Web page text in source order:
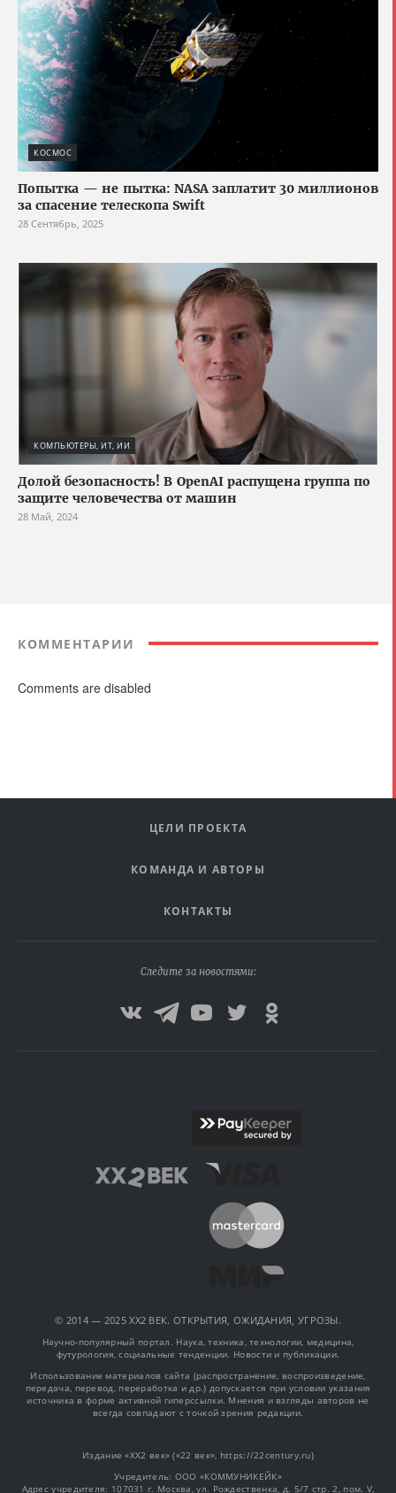
КОСМОС
Попытка — не пытка: NASA заплатит 30 миллионов
за спасение телескопа Swift
28 Сентябрь, 2025
КОМПЬЮТЕРЫ, ИТ, ИИ
Долой безопасность! В OpenAI распущена группа по
защите человечества от машин
28 Май, 2024
КОММЕНТАРИИ
Comments are disabled
ЦЕЛИ ПРОЕКТА
КОМАНДА И АВТОРЫ
КОНТАКТЫ
Следите за новостями:
© 2014 — 2025 XX2 ВЕК. ОТКРЫТИЯ, ОЖИДАНИЯ, УГРОЗЫ.
Научно-популярный портал. Наука, техника, технологии, медицина,
футурология, социальные тенденции. Новости и публикации.
Использование материалов сайта (распространение, воспроизведение,
передача, перевод, переработка и др.) допускается при условии указания
источника в форме активной гиперссылки. Мнения и взгляды авторов не
всегда совпадают с точкой зрения редакции.
Издание «XX2 век» («22 век», https://22century.ru)
Учредитель: OOO «КОММУНИКЕЙК»
Адрес учредителя: 107031 г. Москва, ул. Рождественка, д. 5/7 стр. 2, пом. V,